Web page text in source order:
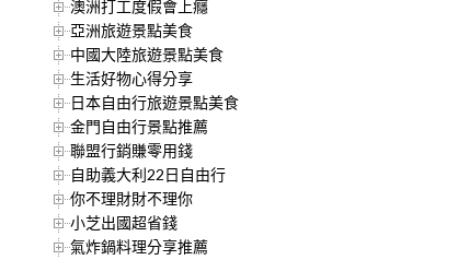
澳洲打工度假會上癮
亞洲旅遊景點美食
中國大陸旅遊景點美食
生活好物心得分享
日本自由行旅遊景點美食
金門自由行景點推薦
聯盟行銷賺零用錢
自助義大利22日自由行
你不理財財不理你
小芝出國超省錢
氣炸鍋料理分享推薦